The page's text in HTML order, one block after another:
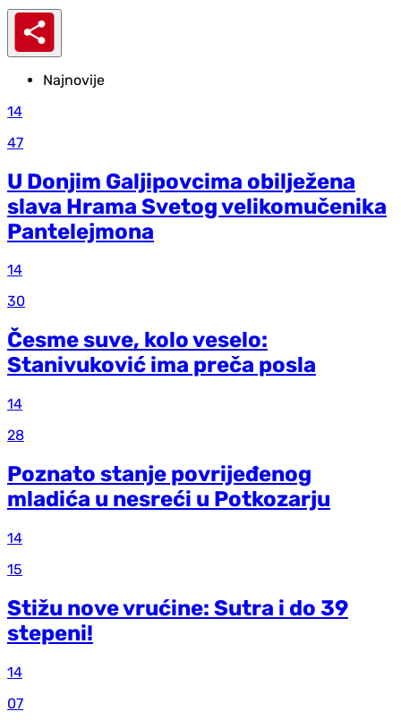
Najnovije
14
47
U Donjim Galjipovcima obilježena
slava Hrama Svetog velikomučenika
Pantelejmona
14
30
Česme suve, kolo veselo:
Stanivuković ima preča posla
14
28
Poznato stanje povrijeđenog
mladića u nesreći u Potkozarju
14
15
Stižu nove vrućine: Sutra i do 39
stepeni!
14
07